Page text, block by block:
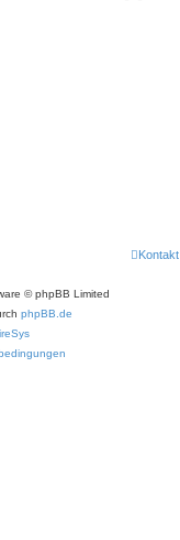
Kontakt
© phpBB Limited
phpBB.de